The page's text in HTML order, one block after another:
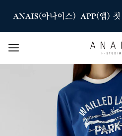
인기 검
#신상7%할인 #
#MD추천 #당일발송